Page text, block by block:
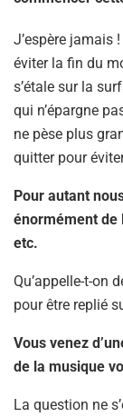
J’espère jamais
éviter la fin du
s’étale sur la
qui n’épargne
ne pèse plus
quitter pour
Pour autant
énormément de
etc.
Qu’appelle-t-on
pour être replié
Vous venez
de la musique
La question ne